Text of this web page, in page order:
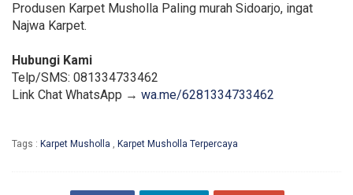
Produsen Karpet Musholla Paling murah Sidoarjo, ingat
Najwa Karpet.
Hubungi Kami
Telp/SMS: 081334733462
Link Chat WhatsApp → wa.me/6281334733462
Tags : Karpet Musholla , Karpet Musholla Terpercaya